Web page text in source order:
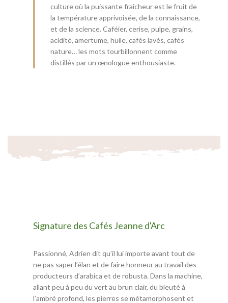
culture où la puissante fraîcheur est le fruit de
la température apprivoisée, de la connaissance,
et de la science. Caféier, cerise, pulpe, grains,
acidité, amertume, huile, cafés lavés, cafés
nature… les mots tourbillonnent comme
distillés par un œnologue enthousiaste.
Signature des Cafés Jeanne d'Arc
Passionné, Adrien dit qu’il lui importe avant tout de
ne pas saper l’élan et de faire honneur au travail des
producteurs d’arabica et de robusta. Dans la machine,
allant peu à peu du vert au brun clair, du bleuté à
l’ambré profond, les pierres se métamorphosent et